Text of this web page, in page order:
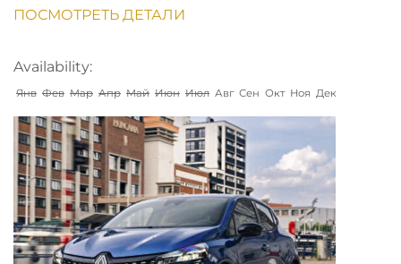
ПОСМОТРЕТЬ ДЕТАЛИ
Availability:
Янв Фев Мар Апр Май Июн Июл Авг Сен Окт Ноя Дек